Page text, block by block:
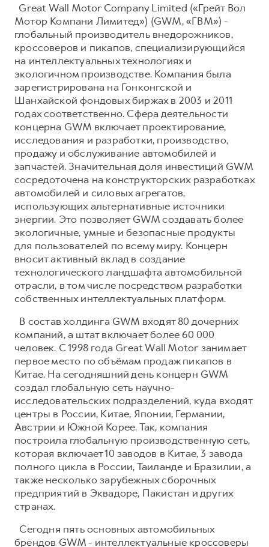
Great Wall Motor Company Limited («Грейт Вол
Мотор Компани Лимитед») (GWM, «ГВМ») -
глобальный производитель внедорожников,
кроссоверов и пикапов, специализирующийся
на интеллектуальных технологиях и
экологичном производстве. Компания была
зарегистрирована на Гонконгской и
Шанхайской фондовых биржах в 2003 и 2011
годах соответственно. Сфера деятельности
концерна GWM включает проектирование,
исследования и разработки, производство,
продажу и обслуживание автомобилей и
запчастей. Значительная доля инвестиций GWM
сосредоточена на конструкторских разработках
автомобилей и силовых агрегатов,
использующих альтернативные источники
энергии. Это позволяет GWM создавать более
экологичные, умные и безопасные продукты
для пользователей по всему миру. Концерн
вносит активный вклад в создание
технологического ландшафта автомобильной
отрасли, в том числе посредством разработки
собственных интеллектуальных платформ.
В состав холдинга GWM входят 80 дочерних
компаний, а штат включает более 60 000
человек. С 1998 года Great Wall Motor занимает
первое место по объёмам продаж пикапов в
Китае. На сегодняшний день концерн GWM
создал глобальную сеть научно-
исследовательских подразделений, куда входят
центры в России, Китае, Японии, Германии,
Австрии и Южной Корее. Так, компания
построила глобальную производственную сеть,
которая включает 10 заводов в Китае, 3 завода
полного цикла в России, Таиланде и Бразилии, а
также несколько зарубежных сборочных
предприятий в Эквадоре, Пакистан и других
странах.
Сегодня пять основных автомобильных
брендов GWM - интеллектуальные кроссоверы